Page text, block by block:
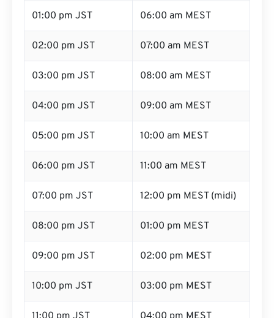
01:00 pm JST 06:00 am MEST
02:00 pm JST 07:00 am MEST
03:00 pm JST 08:00 am MEST
04:00 pm JST 09:00 am MEST
05:00 pm JST 10:00 am MEST
06:00 pm JST 11:00 am MEST
07:00 pm JST 12:00 pm MEST (midi)
08:00 pm JST 01:00 pm MEST
09:00 pm JST 02:00 pm MEST
10:00 pm JST 03:00 pm MEST